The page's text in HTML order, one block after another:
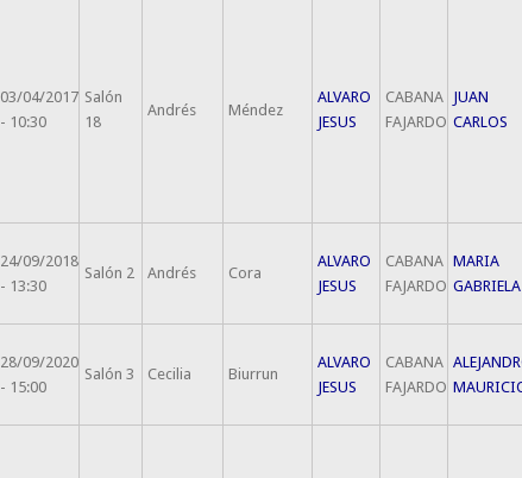
03/04/2017
- 10:30
Salón
18
Andrés Méndez
ALVARO
JESUS
CABANA
FAJARDO
JUAN
CARLOS
24/09/2018
- 13:30
Salón 2 Andrés Cora
ALVARO
JESUS
CABANA
FAJARDO
MARIA
GABRIELA
28/09/2020
- 15:00
Salón 3 Cecilia Biurrun
ALVARO
JESUS
CABANA
FAJARDO